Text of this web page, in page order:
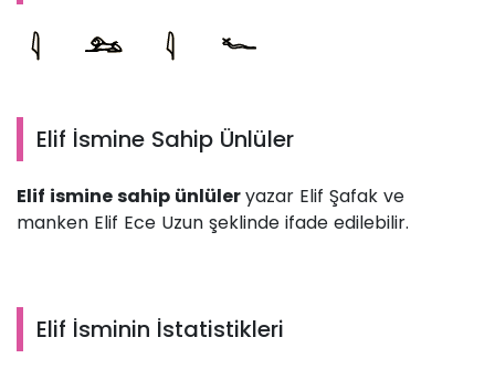
Elif İsmine Sahip Ünlüler
Elif ismine sahip ünlüleryazar Elif Şafak ve
manken Elif Ece Uzun şeklinde ifade edilebilir.
Elif İsminin İstatistikleri